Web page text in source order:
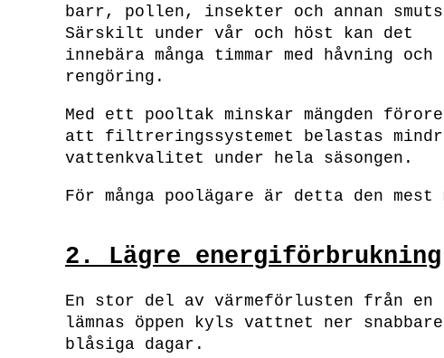
barr, pollen, insekter och annan
Särskilt under vår och höst kan det
innebära många timmar med håvning och
rengöring.
Med ett pooltak minskar mängden
att filtreringssystemet belastas
vattenkvalitet under hela säsongen.
För många poolägare är detta den
2. Lägre energiförbrukning
En stor del av värmeförlusten från en
lämnas öppen kyls vattnet ner
blåsiga dagar.